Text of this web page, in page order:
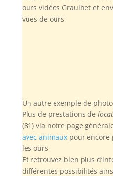
ours vidéos Graulhet et
vues de ours
Un autre exemple de
Plus de prestations de
(81) via notre page
avec animauxpour encore
les ours
Et retrouvez bien plus
différentes possibilités